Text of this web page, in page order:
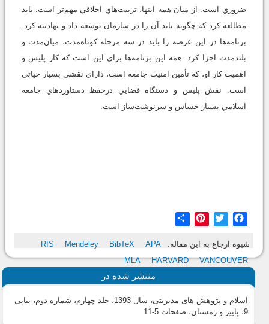
ضروري است. از ميان همه اينها، تربيت‌هاي اخلاقي مهم‌تر است. بايد
مطالعه كرد كه چگونه بايد آن را در سازمان توسعه داد و نهادينه كرد.
برنامه‌ها در اين عرصه را بايد در سه مرحله كوتاه‌مدت، ميان‌مدت و
بلندمدت اجرا كرد. همه اين برنامه‌ها براي اين است كه كار پليس و
اهميت كار او، كه تأمين امنيت جامعه است، داراي نقشي بسيار حياتي
است. نقش پليس و دستگاه قضايي درحفظ دستاوردهاي جامعه
اسلامي بسيار حساس و سرنوشت‌ساز است.
Facebook
Twitter
Pinterest
شیوه ارجاع به این مقاله: RIS Mendeley BibTeX
APA
MLA
HARVARD VANCOUVER
منتشر شده در
اسلام و پژوهش های مدیریتی، سال 1393، جلد چهارم، شماره دوم، پیاپی
9، پاییز و زمستان
، صفحات 5-11